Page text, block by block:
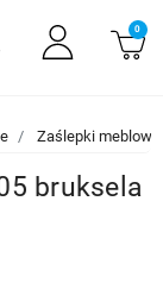
0
Zaślepki meblowe
bruksela